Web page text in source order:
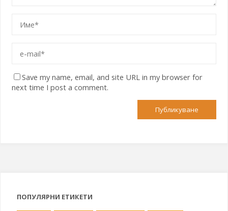
Save my name, email, and site URL in my browser for
next time I post a comment.
ПОПУЛЯРНИ ЕТИКЕТИ